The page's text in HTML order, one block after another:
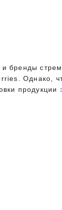
бренды
продукции